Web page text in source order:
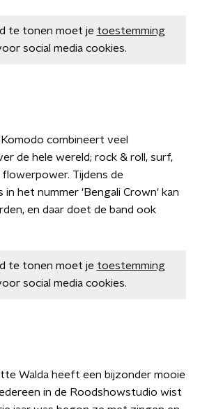
te tonen moet je toestemming
social media cookies.
combineert veel
de hele wereld; rock & roll, surf,
Tijdens de
in het nummer 'Bengali Crown' kan
en daar doet de band ook
te tonen moet je toestemming
social media cookies.
Walda heeft een bijzonder mooie
in de Roodshowstudio wist